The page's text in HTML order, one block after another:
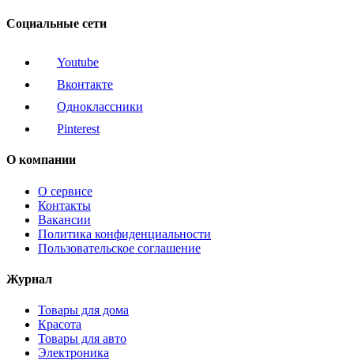
Социальные сети
Youtube
Вконтакте
Одноклассники
Pinterest
О компании
О сервисе
Контакты
Вакансии
Политика конфиденциальности
Пользовательское соглашение
Журнал
Товары для дома
Красота
Товары для авто
Электроника